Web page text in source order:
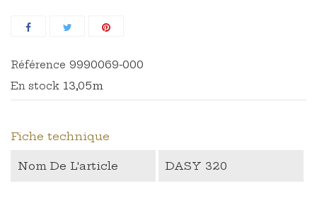
Référence 9990069-000
En stock 13,05m
Fiche technique
Nom De L'article DASY 320